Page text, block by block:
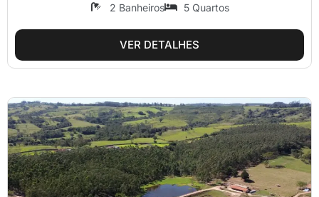
2 Banheiros
5 Quartos
VER DETALHES